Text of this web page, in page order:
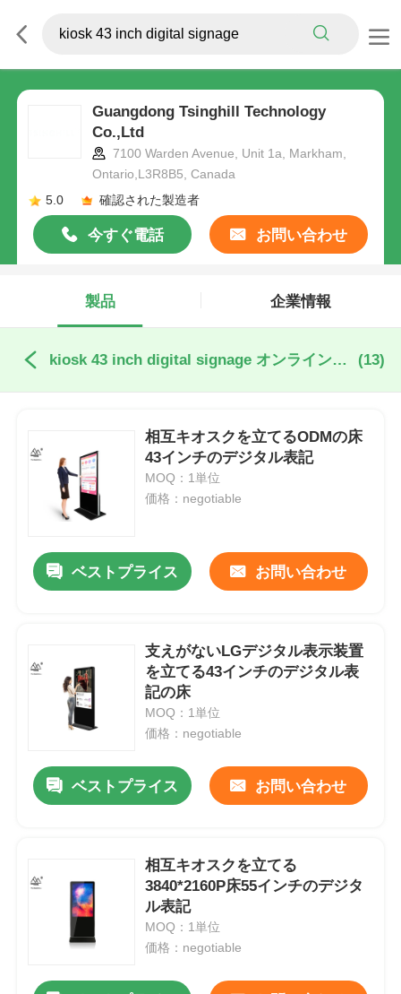
Guangdong Tsinghill Technology
Co.,Ltd
7100 Warden Avenue, Unit 1a, Markham,
Ontario,L3R8B5, Canada
5.0
確認された製造者
今すぐ電話 お問い合わせ
製品 企業情報
kiosk 43 inch digital signage オンライン製造 (13)
相互キオスクを立てるODMの床
43インチのデジタル表記
MOQ：1単位
価格：negotiable
ベストプライス お問い合わせ
支えがないLGデジタル表示装置
を立てる43インチのデジタル表
記の床
MOQ：1単位
価格：negotiable
ベストプライス お問い合わせ
相互キオスクを立てる
3840*2160P床55インチのデジタ
ル表記
MOQ：1単位
価格：negotiable